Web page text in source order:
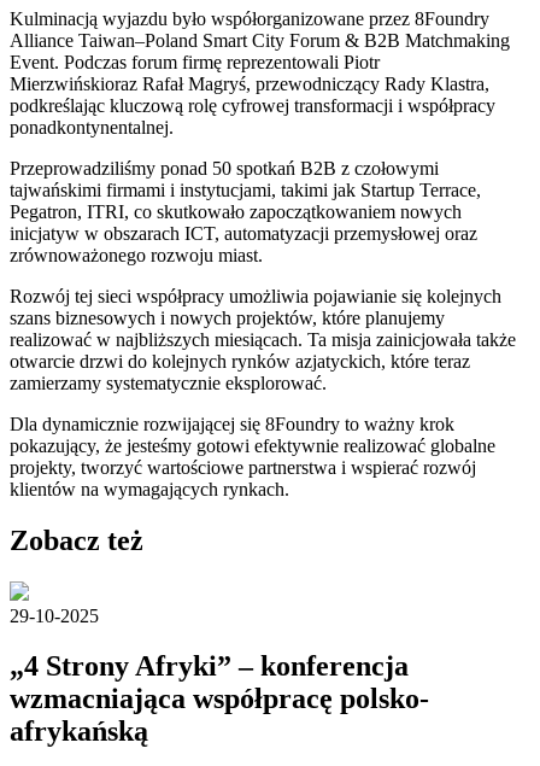
Kulminacją wyjazdu było współorganizowane przez 8Foundry
Alliance Taiwan–Poland Smart City Forum & B2B Matchmaking
Event. Podczas forum firmę reprezentowali Piotr
Mierzwińskioraz Rafał Magryś, przewodniczący Rady Klastra,
podkreślając kluczową rolę cyfrowej transformacji i współpracy
ponadkontynentalnej.
Przeprowadziliśmy ponad 50 spotkań B2B z czołowymi
tajwańskimi firmami i instytucjami, takimi jak Startup Terrace,
Pegatron, ITRI, co skutkowało zapoczątkowaniem nowych
inicjatyw w obszarach ICT, automatyzacji przemysłowej oraz
zrównoważonego rozwoju miast.
Rozwój tej sieci współpracy umożliwia pojawianie się kolejnych
szans biznesowych i nowych projektów, które planujemy
realizować w najbliższych miesiącach. Ta misja zainicjowała także
otwarcie drzwi do kolejnych rynków azjatyckich, które teraz
zamierzamy systematycznie eksplorować.
Dla dynamicznie rozwijającej się 8Foundry to ważny krok
pokazujący, że jesteśmy gotowi efektywnie realizować globalne
projekty, tworzyć wartościowe partnerstwa i wspierać rozwój
klientów na wymagających rynkach.
Zobacz też
29-10-2025
„4 Strony Afryki” – konferencja
wzmacniająca współpracę polsko-
afrykańską